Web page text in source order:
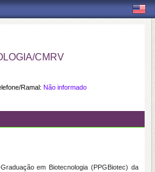
CMRV
Ramal: Não informado
em Biotecnologia (PPGBiotec) da